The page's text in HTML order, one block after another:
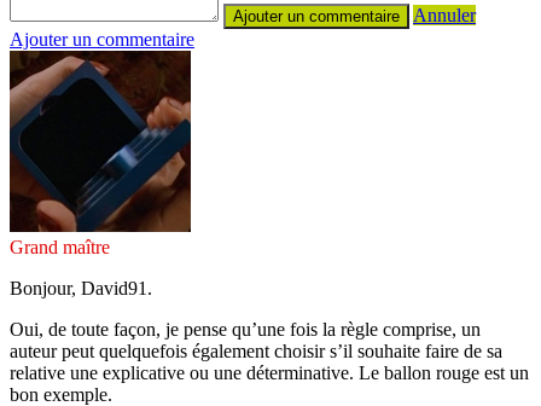
Annuler
Ajouter un commentaire
Grand maître
Bonjour, David91.
Oui, de toute façon, je pense qu’une fois la règle comprise, un
auteur peut quelquefois également choisir s’il souhaite faire de sa
relative une explicative ou une déterminative. Le ballon rouge est un
bon exemple.